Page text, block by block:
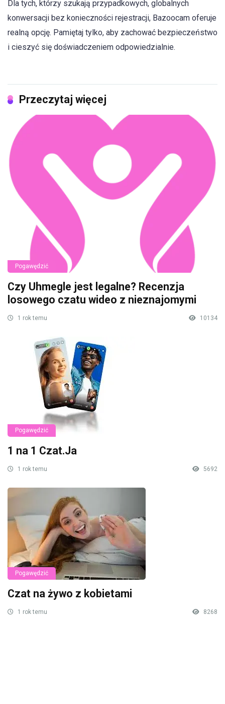
Dla tych, którzy szukają przypadkowych, globalnych
konwersacji bez konieczności rejestracji, Bazoocam oferuje
realną opcję. Pamiętaj tylko, aby zachować bezpieczeństwo
i cieszyć się doświadczeniem odpowiedzialnie.
Przeczytaj więcej
Pogawędzić
Czy Uhmegle jest legalne? Recenzja
losowego czatu wideo z nieznajomymi
1 rok temu 10134
Pogawędzić
1 na 1 Czat.Ja
1 rok temu 5692
Pogawędzić
Czat na żywo z kobietami
1 rok temu 8268